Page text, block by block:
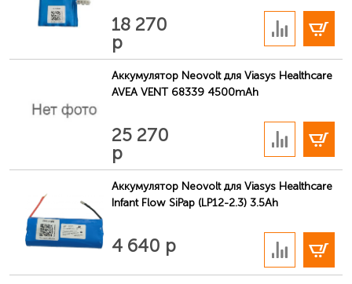
18 270
р
Аккумулятор Neovolt для Viasys Healthcare
AVEA VENT 68339 4500mAh
25 270
р
Аккумулятор Neovolt для Viasys Healthcare
Infant Flow SiPap (LP12-2.3) 3.5Ah
4 640 р